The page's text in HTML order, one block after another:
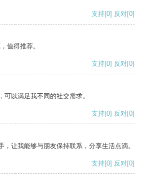
支持[0] 反对[0]
值得推荐。
支持[0] 反对[0]
可以满足我不同的社交需求。
支持[0] 反对[0]
，让我能够与朋友保持联系，分享生活点滴。
支持[0] 反对[0]